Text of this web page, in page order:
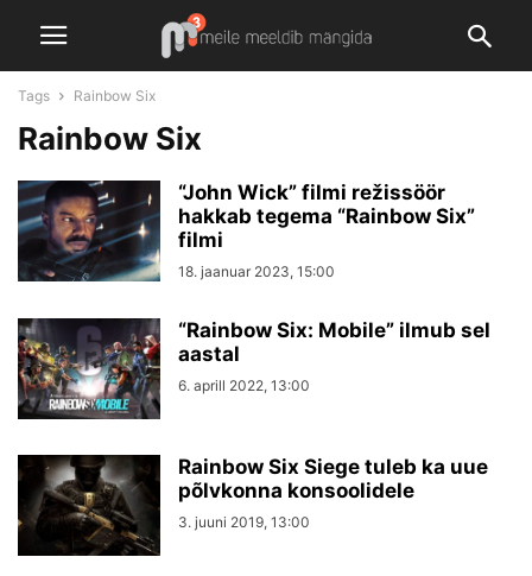
Tags Rainbow Six
Rainbow Six
“John Wick” filmi režissöör
hakkab tegema “Rainbow Six”
filmi
18. jaanuar 2023, 15:00
“Rainbow Six: Mobile” ilmub sel
aastal
6. aprill 2022, 13:00
Rainbow Six Siege tuleb ka uue
põlvkonna konsoolidele
3. juuni 2019, 13:00